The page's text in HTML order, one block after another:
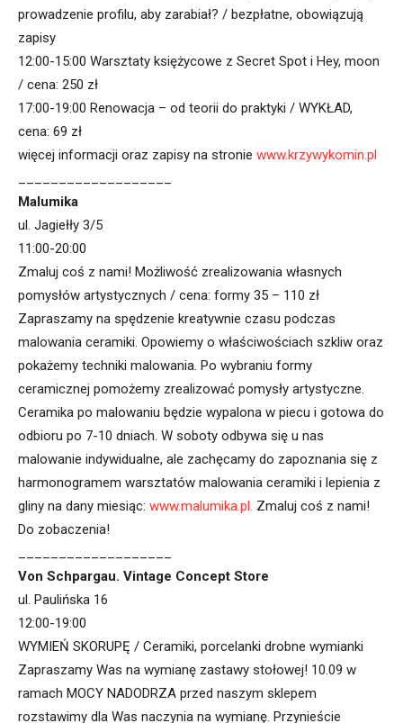
prowadzenie profilu, aby zarabiał? / bezpłatne, obowiązują
zapisy
12:00-15:00 Warsztaty księżycowe z Secret Spot i Hey, moon
/ cena: 250 zł
17:00-19:00 Renowacja – od teorii do praktyki / WYKŁAD,
cena: 69 zł
więcej informacji oraz zapisy na stronie www.krzywykomin.pl
Malumika
ul. Jagiełły 3/5
11:00-20:00
Zmaluj coś z nami! Możliwość zrealizowania własnych
pomysłów artystycznych / cena: formy 35 – 110 zł
Zapraszamy na spędzenie kreatywnie czasu podczas
malowania ceramiki. Opowiemy o właściwościach szkliw oraz
pokażemy techniki malowania. Po wybraniu formy
ceramicznej pomożemy zrealizować pomysły artystyczne.
Ceramika po malowaniu będzie wypalona w piecu i gotowa do
odbioru po 7-10 dniach. W soboty odbywa się u nas
malowanie indywidualne, ale zachęcamy do zapoznania się z
harmonogramem warsztatów malowania ceramiki i lepienia z
gliny na dany miesiąc: www.malumika.pl. Zmaluj coś z nami!
Do zobaczenia!
Von Schpargau. Vintage Concept Store
ul. Paulińska 16
12:00-19:00
WYMIEŃ SKORUPĘ / Ceramiki, porcelanki drobne wymianki
Zapraszamy Was na wymianę zastawy stołowej! 10.09 w
ramach MOCY NADODRZA przed naszym sklepem
rozstawimy dla Was naczynia na wymianę. Przynieście